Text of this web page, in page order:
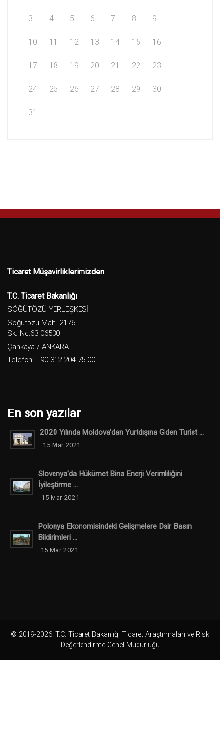
3 4 5 6 7 8 9
10 11 12 13 14 15 16
17 18 19 20 21 22 23
24 25 26 27 28 29 30
31
Ticaret Müşavirliklerimizden
T.C. Ticaret Bakanlığı
SÖĞÜTÖZÜ YERLEŞKESİ
Söğütözü Mah. 2176.
Sk. No:63 06530
Çankaya / ANKARA
Telefon: +90 312 204 75 00
En son yazılar
2020 Yılında Moldova’dan Yurtdışına Giden Turist ...
15 Mar 2021
Slovenya'da Hükümet Bina Enerji Verimliliğini
İyileştirme ...
15 Mar 2021
Polonya Ekonomisindeki Gelişmelere Dair Basın
Bildirimleri ...
15 Mar 2021
© 2019-2026. T.C. Ticaret Bakanlığı Ticaret Araştırmaları ve Risk
Değerlendirme Genel Müdürlüğü